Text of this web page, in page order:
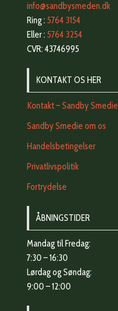
info@sandbysmeden.dk
Ring : 5764 3154
Eller : 5764 3254
CVR: 43746995
KONTAKT OS HER
Kontakt – Sandby Smedie
Sandby Smedie om os
Handelsbetingelser
Privatlivspolitik
Fortrydelse
ÅBNINGSTIDER
Mandag til Fredag:
7:30 – 16:30
Lørdag og Søndag:
9:00 – 12:00